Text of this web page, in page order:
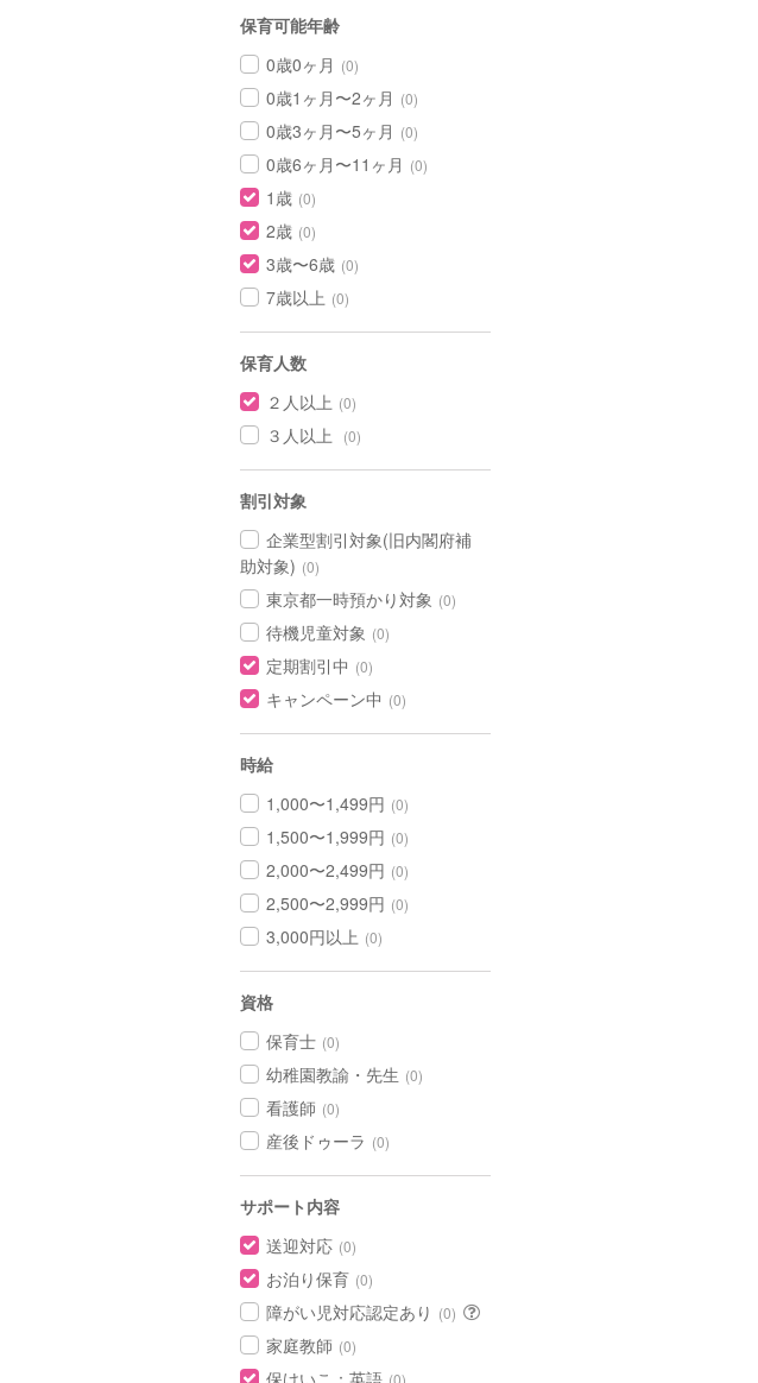
保育可能年齢
0歳0ヶ月 (0)
0歳1ヶ月〜2ヶ月 (0)
0歳3ヶ月〜5ヶ月 (0)
0歳6ヶ月〜11ヶ月 (0)
1歳 (0)
2歳 (0)
3歳〜6歳 (0)
7歳以上 (0)
保育人数
２人以上 (0)
３人以上 (0)
割引対象
企業型割引対象(旧内閣府補
助対象) (0)
東京都一時預かり対象 (0)
待機児童対象 (0)
定期割引中 (0)
キャンペーン中 (0)
時給
1,000〜1,499円 (0)
1,500〜1,999円 (0)
2,000〜2,499円 (0)
2,500〜2,999円 (0)
3,000円以上 (0)
資格
保育士 (0)
幼稚園教諭・先生 (0)
看護師 (0)
産後ドゥーラ (0)
サポート内容
送迎対応 (0)
お泊り保育 (0)
障がい児対応認定あり (0)
家庭教師 (0)
保けいこ：英語 (0)